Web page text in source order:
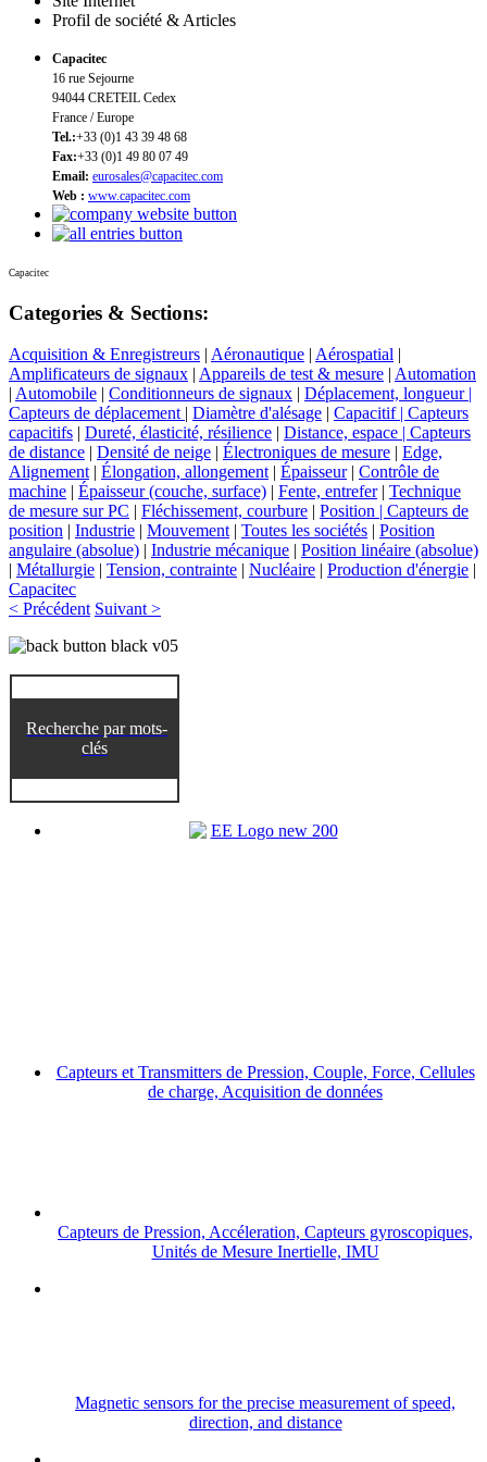
Profil de société & Articles
Capacitec
16 rue Sejourne
94044 CRETEIL Cedex
France / Europe
Tel.:+33 (0)1 43 39 48 68
Fax:+33 (0)1 49 80 07 49
Email: eurosales@capacitec.com
Web : www.capacitec.com
Capacitec
Categories & Sections:
Acquisition & Enregistreurs | Aéronautique | Aérospatial |
Amplificateurs de signaux | Appareils de test & mesure | Automation
| Automobile | Conditionneurs de signaux | Déplacement, longueur |
Capteurs de déplacement | Diamètre d'alésage | Capacitif | Capteurs
capacitifs | Dureté, élasticité, résilience | Distance, espace | Capteurs
de distance | Densité de neige | Électroniques de mesure | Edge,
Alignement | Élongation, allongement | Épaisseur| Contrôle de
machine | Épaisseur (couche, surface) | Fente, entrefer| Technique
de mesure sur PC | Fléchissement, courbure | Position | Capteurs de
position | Industrie | Mouvement | Toutes les sociétés | Position
angulaire (absolue) | Industrie mécanique | Position linéaire (absolue)
| Métallurgie | Tension, contrainte | Nucléaire | Production d'énergie |
Capacitec
< Précédent Suivant >
Recherche par mots-
clés
Capteurs et Transmitters de Pression, Couple, Force, Cellules
de charge, Acquisition de données
Capteurs de Pression, Accéleration, Capteurs gyroscopiques,
Unités de Mesure Inertielle, IMU
Magnetic sensors for the precise measurement of speed,
direction, and distance